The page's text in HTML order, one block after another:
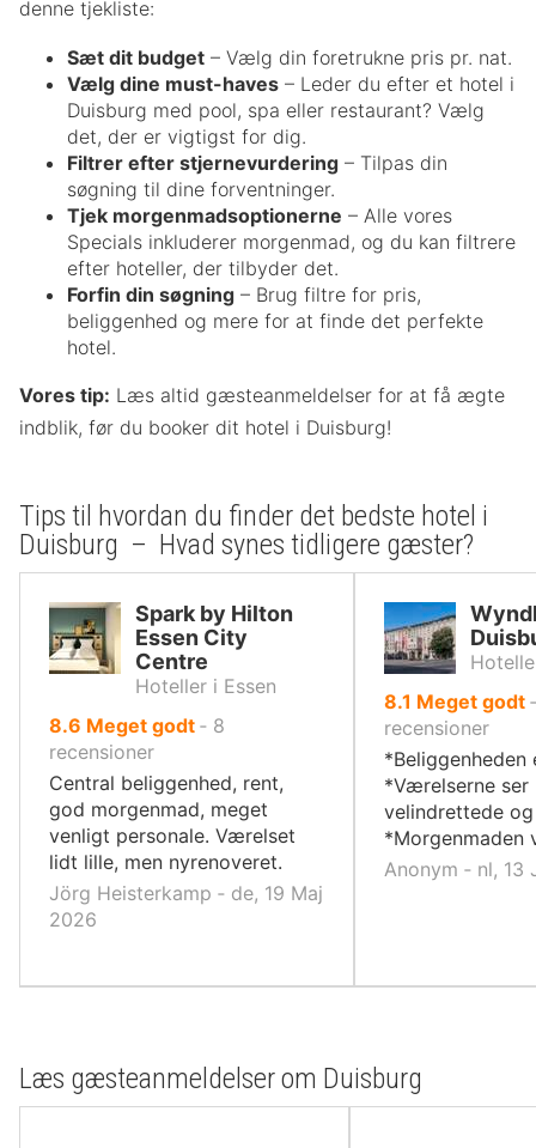
denne tjekliste:
Sæt dit budget – Vælg din foretrukne pris pr. nat.
Vælg dine must-haves – Leder du efter et hotel i
Duisburg med pool, spa eller restaurant? Vælg
det, der er vigtigst for dig.
Filtrer efter stjernevurdering – Tilpas din
søgning til dine forventninger.
Tjek morgenmadsoptionerne – Alle vores
Specials inkluderer morgenmad, og du kan filtrere
efter hoteller, der tilbyder det.
Forfin din søgning – Brug filtre for pris,
beliggenhed og mere for at finde det perfekte
hotel.
Vores tip: Læs altid gæsteanmeldelser for at få ægte
indblik, før du booker dit hotel i Duisburg!
Tips til hvordan du finder det bedste hotel i
Duisburg – Hvad synes tidligere gæster?
Spark by Hilton
Essen City
Centre
Hoteller i Essen
8.6 ud
af
10,
Meget godt ‐ 8
recensioner
Central beliggenhed, rent,
god morgenmad, meget
venligt personale. Værelset
lidt lille, men nyrenoveret.
Jörg Heisterkamp ‐ de, 19 Maj
2026
8.1 ud
af
10,
Meget godt
recensioner
*Værelserne ser
velindrettede
*Morgenmaden
Anonym ‐ nl, 13
Læs gæsteanmeldelser om Duisburg